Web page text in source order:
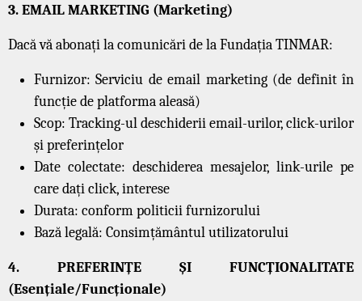
3. EMAIL MARKETING (Marketing)
Dacă vă abonați la comunicări de la Fundația TINMAR:
Furnizor: Serviciu de email marketing (de definit în
funcție de platforma aleasă)
Scop: Tracking-ul deschiderii email-urilor, click-urilor
și preferințelor
Date colectate: deschiderea mesajelor, link-urile pe
care dați click, interese
Durata: conform politicii furnizorului
Bază legală: Consimțământul utilizatorului
4. PREFERINȚE ȘI FUNCȚIONALITATE
(Esențiale/Funcționale)